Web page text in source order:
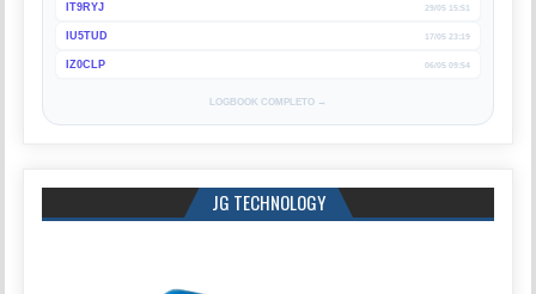
IT9RYJ 29/05 15:51
IU5TUD 17/05 23:19
IZ0CLP 06/05 09:54
LOGBOOK COMPLETO →
JG TECHNOLOGY